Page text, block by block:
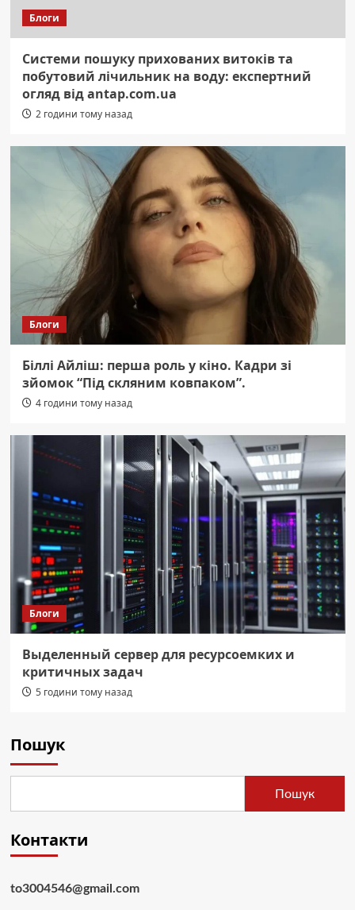
Блоги
Системи пошуку прихованих витоків та
побутовий лічильник на воду: експертний
огляд від antap.com.ua
2 години тому назад
Блоги
Біллі Айліш: перша роль у кіно. Кадри зі
зйомок “Під скляним ковпаком”.
4 години тому назад
Блоги
Выделенный сервер для ресурсоемких и
критичных задач
5 години тому назад
Пошук
Пошук
Контакти
to3004546@gmail.com